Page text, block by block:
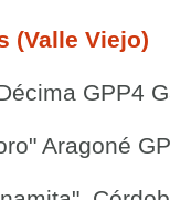
(Valle Viejo)
GPP4
Aragoné